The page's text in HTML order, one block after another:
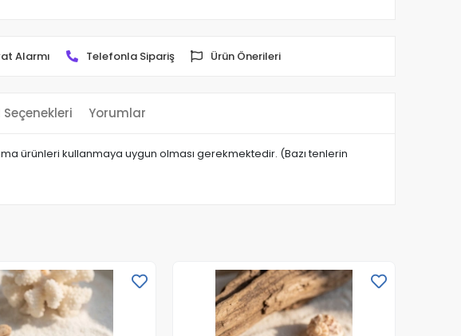
Alarmı Telefonla Sipariş Ürün Önerileri
Yorumlar
ürünleri kullanmaya uygun olması gerekmektedir. (Bazı tenlerin